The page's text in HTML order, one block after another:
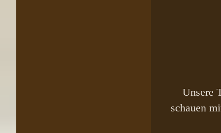
Unsere
schauen